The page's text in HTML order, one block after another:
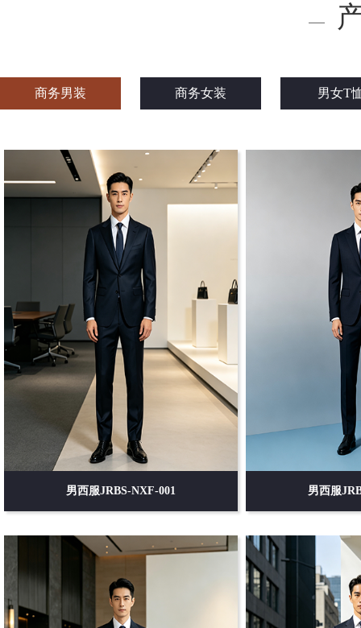
商务男装 商务女装 男女T
男西服JRBS-NXF-001 男西服